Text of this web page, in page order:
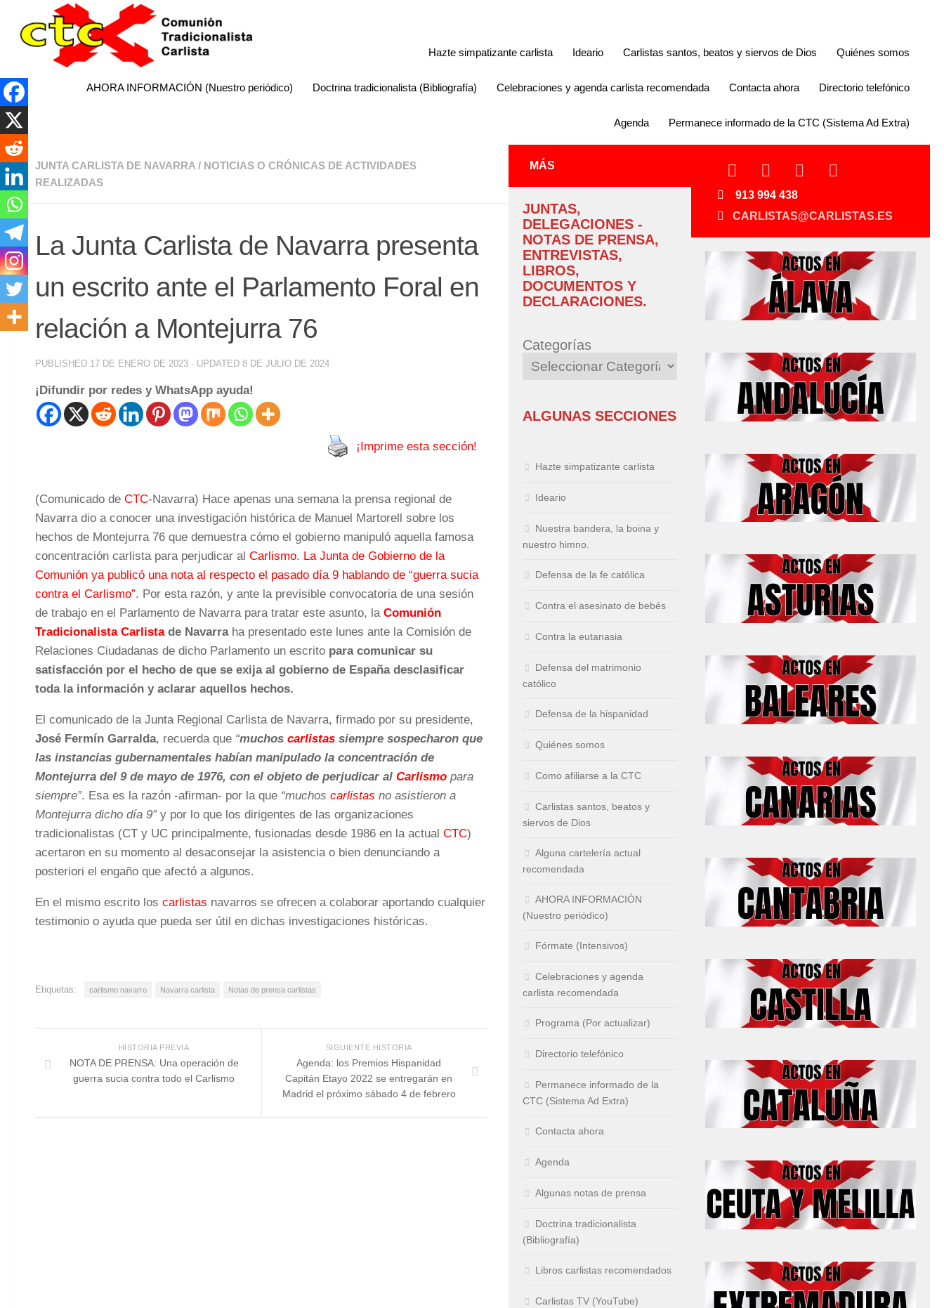
Hazte simpatizante carlista Ideario Carlistas santos, beatos y siervos de Dios Quiénes somos
AHORA INFORMACIÓN (Nuestro periódico) Doctrina tradicionalista (Bibliografía) Celebraciones y agenda carlista recomendada Contacta ahora Directorio telefónico
Agenda Permanece informado de la CTC (Sistema Ad Extra)
JUNTA CARLISTA DE NAVARRA / NOTICIAS O CRÓNICAS DE ACTIVIDADES
REALIZADAS
La Junta Carlista de Navarra presenta
un escrito ante el Parlamento Foral en
relación a Montejurra 76
PUBLISHED 17 DE ENERO DE 2023 · UPDATED 8 DE JULIO DE 2024
¡Difundir por redes y WhatsApp ayuda!
¡Imprime esta sección!
(Comunicado de CTC-Navarra) Hace apenas una semana la prensa regional de
Navarra dio a conocer una investigación histórica de Manuel Martorell sobre los
hechos de Montejurra 76 que demuestra cómo el gobierno manipuló aquella famosa
concentración carlista para perjudicar al Carlismo. La Junta de Gobierno de la
Comunión ya publicó una nota al respecto el pasado día 9 hablando de “guerra sucia
contra el Carlismo”. Por esta razón, y ante la previsible convocatoria de una sesión
de trabajo en el Parlamento de Navarra para tratar este asunto, la Comunión
Tradicionalista Carlistade Navarraha presentado este lunes ante la Comisión de
Relaciones Ciudadanas de dicho Parlamento un escrito para comunicar su
satisfacción por el hecho de que se exija al gobierno de España desclasificar
toda la información y aclarar aquellos hechos.
El comunicado de la Junta Regional Carlista de Navarra, firmado por su presidente,
José Fermín Garralda, recuerda que “muchos carlistas siempre sospecharon que
las instancias gubernamentales habían manipulado la concentración de
Montejurra del 9 de mayo de 1976, con el objeto de perjudicar al Carlismo para
siempre”. Esa es la razón -afirman- por la que “muchos carlistas no asistieron a
Montejurra dicho día 9″y por lo que los dirigentes de las organizaciones
tradicionalistas (CT y UC principalmente, fusionadas desde 1986 en la actual CTC)
acertaron en su momento al desaconsejar la asistencia o bien denunciando a
posteriori el engaño que afectó a algunos.
En el mismo escrito los carlistas navarros se ofrecen a colaborar aportando cualquier
testimonio o ayuda que pueda ser útil en dichas investigaciones históricas.
Etiquetas: carlismo navarro Navarra carlista Notas de prensa carlistas
SIGUIENTE HISTORIA
Agenda: los Premios Hispanidad
Capitán Etayo 2022 se entregarán en
Madrid el próximo sábado 4 de febrero
HISTORIA PREVIA
NOTA DE PRENSA: Una operación de
guerra sucia contra todo el Carlismo
913 994 438
CARLISTAS@CARLISTAS.ES
MÁS
JUNTAS,
DELEGACIONES -
NOTAS DE PRENSA,
ENTREVISTAS,
LIBROS,
DOCUMENTOS Y
DECLARACIONES.
Categorías
ALGUNAS SECCIONES
Hazte simpatizante carlista
Ideario
Nuestra bandera, la boina y
nuestro himno.
Defensa de la fe católica
Contra el asesinato de bebés
Contra la eutanasia
Defensa del matrimonio
católico
Defensa de la hispanidad
Quiénes somos
Como afiliarse a la CTC
Carlistas santos, beatos y
siervos de Dios
Alguna cartelería actual
recomendada
AHORA INFORMACIÓN
(Nuestro periódico)
Fórmate (Intensivos)
Celebraciones y agenda
carlista recomendada
Programa (Por actualizar)
Directorio telefónico
Permanece informado de la
CTC (Sistema Ad Extra)
Contacta ahora
Agenda
Algunas notas de prensa
Doctrina tradicionalista
(Bibliografía)
Libros carlistas recomendados
Carlistas TV (YouTube)